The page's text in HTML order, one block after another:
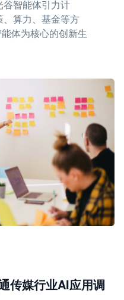
谷智能体引力计
、算力、基金等方
体为核心的创新生
传媒行业AI应用调